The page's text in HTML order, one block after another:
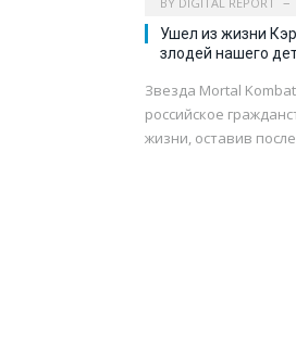
Ушел из жизни
злодей нашего
Звезда Mortal
российское
жизни, оставив